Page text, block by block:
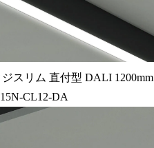
スリム 直付型 DALI 1200mm
CL12-DA